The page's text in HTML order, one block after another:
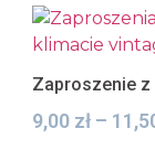
Zaproszenie
9,00 zł –